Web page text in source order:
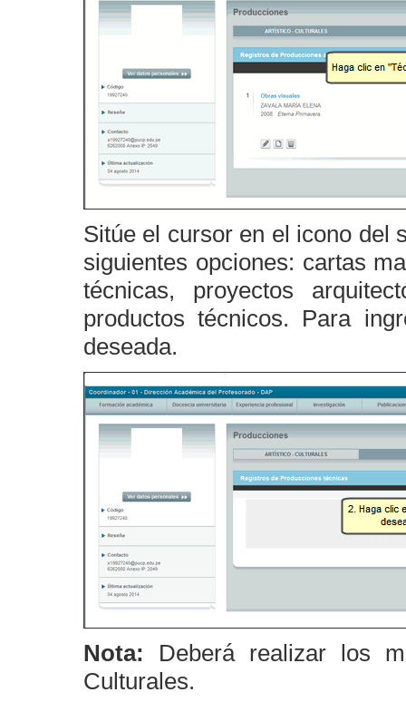
Sitúe el cursor en el icono del
siguientes opciones: cartas
técnicas, proyectos
productos técnicos. Para
deseada.
Nota: Deberá realizar los
Culturales.